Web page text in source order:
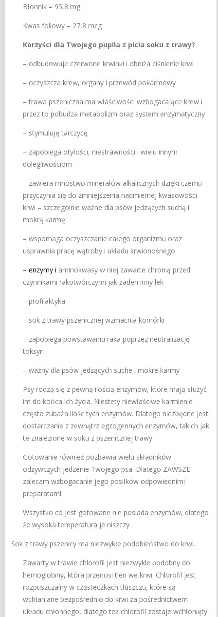
Błonnik – 95,8 mg
Kwas foliowy – 27,8 mcg
Korzyści dla Twojego pupila z picia soku z trawy?
– odbudowuje czerwone krwinki i obniża ciśnienie krwi
– oczyszcza krew, organy i przewód pokarmowy
– trawa pszeniczna ma właściwości wzbogacające krew i
przez to pobudza metabolizm oraz system enzymatyczny
– stymuluję tarczycę
– zapobiega otyłości, niestrawności i wielu innym
dolegliwościom
– zawiera mnóstwo minerałów alkalicznych dzięki czemu
przyczynia się do zmniejszenia nadmiernej kwasowości
krwi – szczególnie ważne dla psów jedzących suchą i
mokrą karmę
– wspomaga oczyszczanie całego organizmu oraz
usprawnia pracę wątroby i układu krwionośnego
– enzymy i aminokwasy w niej zawarte chronią przed
czynnikami rakotwórczymi jak żaden inny lek
– profilaktyka
– sok z trawy pszenicznej wzmacnia komórki
– zapobiega powstawaniu raka poprzez neutralizację
toksyn
– ważny dla psów jedzących suche i mokre karmy
Psy rodzą się z pewną ilością enzymów, które mają służyć
im do końca ich życia. Niestety niewłaściwe karmienie
często zubaża ilość tych enzymów. Dlatego niezbędne jest
dostarczanie z zewnątrz egzogennych enzymów, takich jak
te znalezione w soku z pszenicznej trawy.
Gotowanie również pozbawia wielu składników
odżywczych jedzenie Twojego psa. Dlatego ZAWSZE
zalecam wzbogacanie jego posiłków odpowiednimi
preparatami.
Wszystko co jest gotowane nie posiada enzymów, dlatego
że wysoka temperatura je niszczy.
Sok z trawy pszenicy ma niezwykłe podobieństwo do krwi.
Zawarty w trawie chlorofil jest niezwykle podobny do
hemoglobiny, która przenosi tlen we krwi. Chlorofil jest
rozpuszczalny w cząsteczkach tłuszczu, które są
wchłaniane bezpośrednio do krwi za pośrednictwem
układu chłonnego, dlatego też chlorofil zostaje wchłonięty